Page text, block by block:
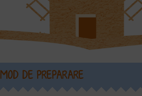
MOD DE PREPARARE